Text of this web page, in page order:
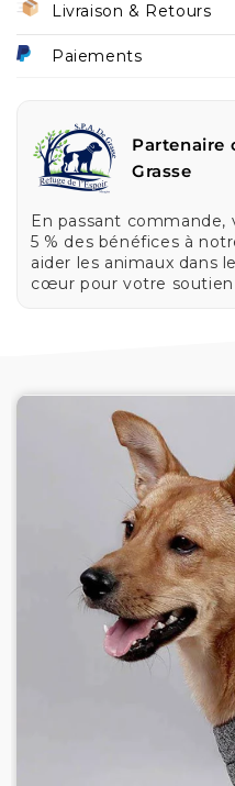
Livraison & Retours
Paiements
Partenaire
Grasse
En passant
5 % des bénéfices à
aider les animaux dans
cœur pour votre